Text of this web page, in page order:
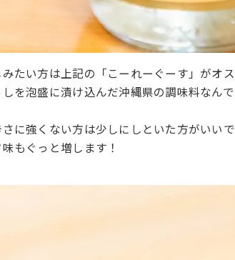
たい方は上記の「こーれーぐーす」がオス
を泡盛に漬け込んだ沖縄県の調味料なんで
に強くない方は少しにしといた方がいい
もぐっと増します！